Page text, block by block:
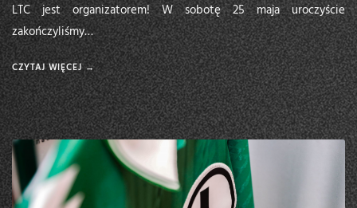
LTC jest organizatorem! W sobotę 25 maja uroczyście
zakończyliśmy…
CZYTAJ WIĘCEJ →